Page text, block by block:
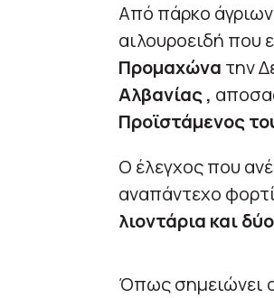
Από πάρκο
αιλουροειδή που
Προμαχώνα την
Αλβανίας ,
Προϊστάμενος
Ο έλεγχος που
αναπάντεχο
λιοντάρια και
Όπως σημειώνει